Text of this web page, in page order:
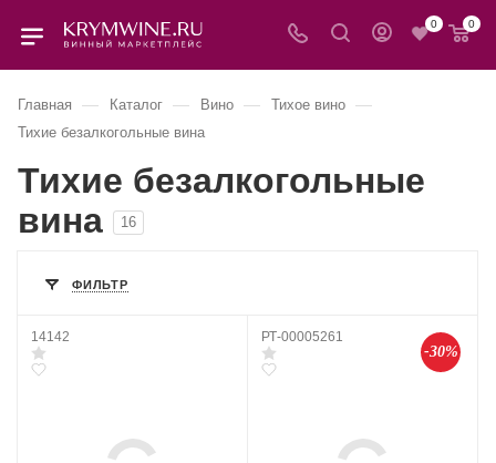
0 0
Главная — Каталог — Вино — Тихое вино —
Тихие безалкогольные вина
Тихие безалкогольные
вина
16
ФИЛЬТР
14142 РТ-00005261
-30%